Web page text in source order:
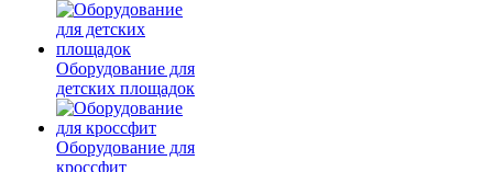
Оборудование для
детских площадок
Оборудование для
кроссфит